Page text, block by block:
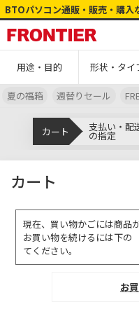
BTOパソコン通販・販売・購入
用途・目的 形状・タイ
夏の福箱 週替りセール
カート 支払い・配
の指定
カート
現在、買い物かごには商品
お買い物を続けるには下の
てください。